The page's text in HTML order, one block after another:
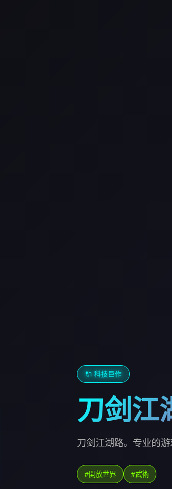
🔌 科技巨作
刀剑江
刀剑江湖路。专业的
#開放世界 #武術